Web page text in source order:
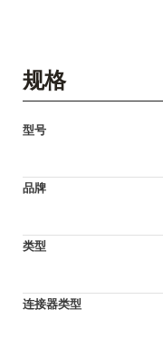
规格
型号
品牌
类型
连接器类型